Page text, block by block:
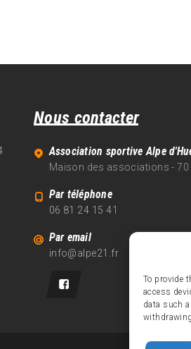
To provide
access
data such
Nous contacter
Association sportive Alpe
Maison des associations - 70
Par téléphone
06 81 24 15 41
Par email
info@alpe21.fr